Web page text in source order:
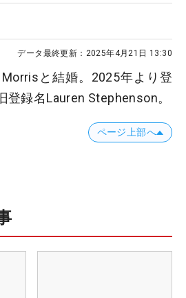
データ最終更新： 2025年4月21日 13:30
と結婚。2025年より登
登録名Lauren Stephenson。
ページ上部へ